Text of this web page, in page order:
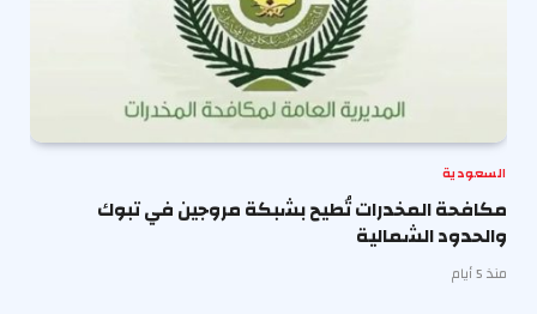
السعودية
مكافحة المخدرات تُطيح بشبكة مروجين في تبوك
والحدود الشمالية
منذ 5 أيام